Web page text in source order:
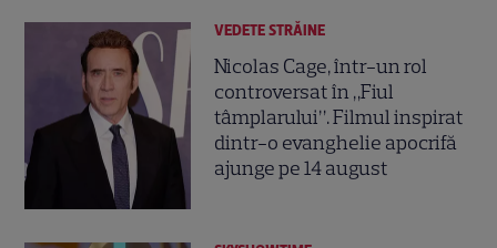
VEDETE STRĂINE
Nicolas Cage, într-un rol
controversat în „Fiul
tâmplarului”. Filmul inspirat
dintr-o evanghelie apocrifă
ajunge pe 14 august